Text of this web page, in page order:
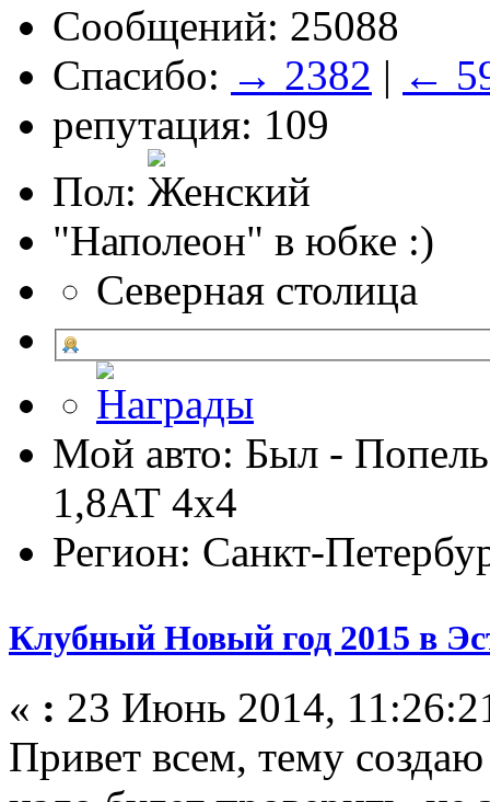
Сообщений: 25088
Спасибо: → 2382 | ←
репутация: 109
Пол:
"Наполеон" в юбке :)
Северная столица
Мой авто: Был -
1,8АТ 4х4
Регион: Санкт-
Клубный Новый год 2015 в
« : 23 Июнь 2014,
Привет всем, тему